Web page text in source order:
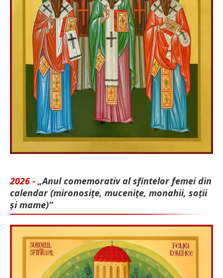
2026 - „Anul comemorativ al sfintelor femei din
calendar (mironosițe, mu­cenițe, monahii, soții
și mame)”